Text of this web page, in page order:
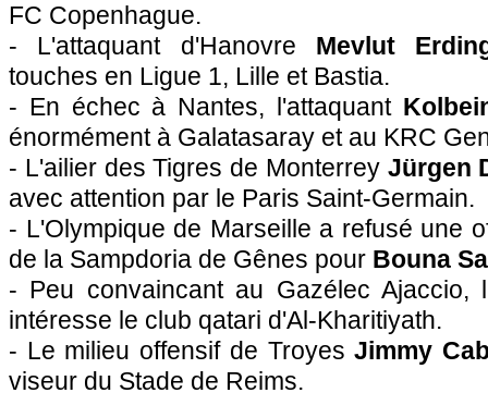
FC Copenhague.
- L'attaquant d'Hanovre Mevlut
touches en Ligue 1, Lille et Bastia.
- En échec à Nantes, l'attaquant
énormément à Galatasaray et au KRC
- L'ailier des Tigres de Monterrey Jürgen
avec attention par le Paris Saint-Germain.
- L'Olympique de Marseille a refusé une
de la Sampdoria de Gênes pour Bouna
- Peu convaincant au Gazélec Ajaccio,
intéresse le club qatari d'Al-Kharitiyath.
- Le milieu offensif de TroyesJimmy
viseur du Stade de Reims.